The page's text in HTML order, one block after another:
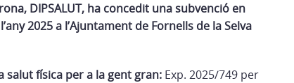
DIPSALUT, ha concedit una subvenció en
2025 a l’Ajuntament de Fornells de la Selva
física per a la gent gran: Exp. 2025/749 per